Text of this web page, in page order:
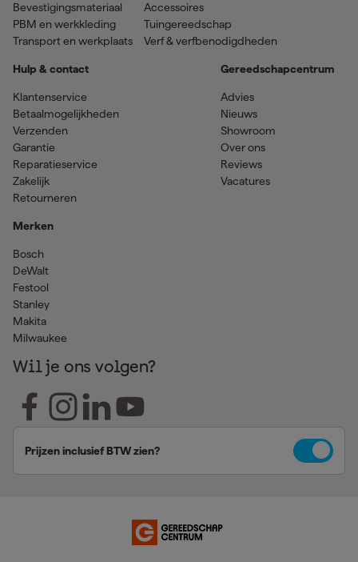
Bevestigingsmateriaal
PBM en werkkleding
Transport en werkplaats
Accessoires
Tuingereedschap
Verf & verfbenodigdheden
Hulp & contact
Klantenservice
Betaalmogelijkheden
Verzenden
Garantie
Reparatieservice
Zakelijk
Retourneren
Merken
Bosch
DeWalt
Festool
Stanley
Makita
Milwaukee
Gereedschapcentrum
Advies
Nieuws
Showroom
Over ons
Reviews
Vacatures
Wil je ons volgen?
Prijzen inclusief BTW zien?